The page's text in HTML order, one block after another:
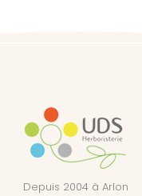
Depuis 2004 à Arlon